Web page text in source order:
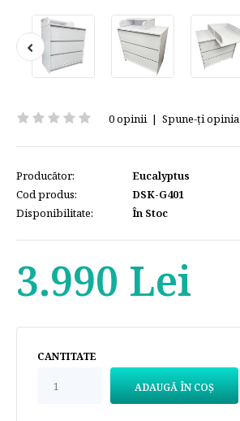
0 opinii| Spune-ţi opinia
Producător:
Eucalyptus
Cod produs:
DSK-G401
Disponibilitate:
În Stoc
3.990 Lei
CANTITATE